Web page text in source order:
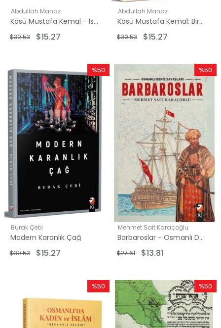
Abdullah Manaz
Kösü Mustafa Kemal - İstihbarat Savaşları 2
$15.27
$30.53
Abdullah Manaz
Kösü Mustafa Kemal: Bir Askeri İstihbarat Teşkilatı - 1
$15.27
$30.53
Burak Çebi
Modern Karanlık Çağ
$15.27
$30.53
%50
İndirim
%50İndirim
Mehmet Sait Karaçoğlu
Barbaroslar - Osmanlı Deniz Savaşları
$13.81
$27.61
%50
İndirim
%50
İndirim
%50İndirim
%50
İndirim